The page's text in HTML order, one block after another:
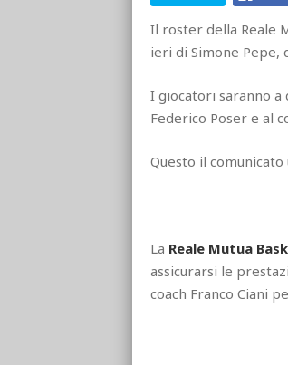
Il roster della Reale
ieri di Simone Pepe,
I giocatori saranno a
Federico Poser e al
Questo il
La Reale Mutua
assicurarsi le
coach Franco Ciani